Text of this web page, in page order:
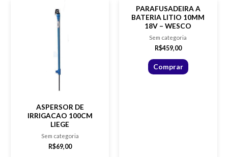
ASPERSOR DE
IRRIGACAO 100CM
LIEGE
Sem categoria
R$69,00
PARAFUSADEIRA A
BATERIA LITIO 10MM
18V – WESCO
Sem categoria
R$459,00
Comprar